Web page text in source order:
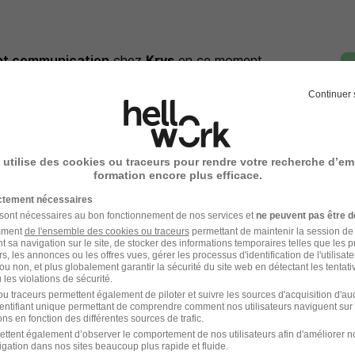
communication chezKrys en ce moment
communicationchezKrys
Continuer
utilise des cookies ou traceurs pour rendre votre recherche
formation encore plus efficace.
nécessaires
nécessaires au bon fonctionnement de nos services etne peuvent pas être
de l'ensemble des cookies ou traceurspermettant de maintenir la session
sa navigation sur le site, de stocker des informations temporaires telles que les
les annonces ou les offres vues, gérer les processus d'identification de
non, et plus globalement garantir la sécurité du site web en détectant les
les violations de sécurité.
traceurs permettent également de piloter et suivre les sources d'acquisition
unique permettant de comprendre comment nos utilisateurs naviguent sur
en fonction des différentes sources de trafic.
également d’observer le comportement de nos utilisateurs afin d'améliorer
dans nos sites beaucoup plus rapide et fluide.